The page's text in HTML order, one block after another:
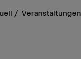
Veranstaltungen